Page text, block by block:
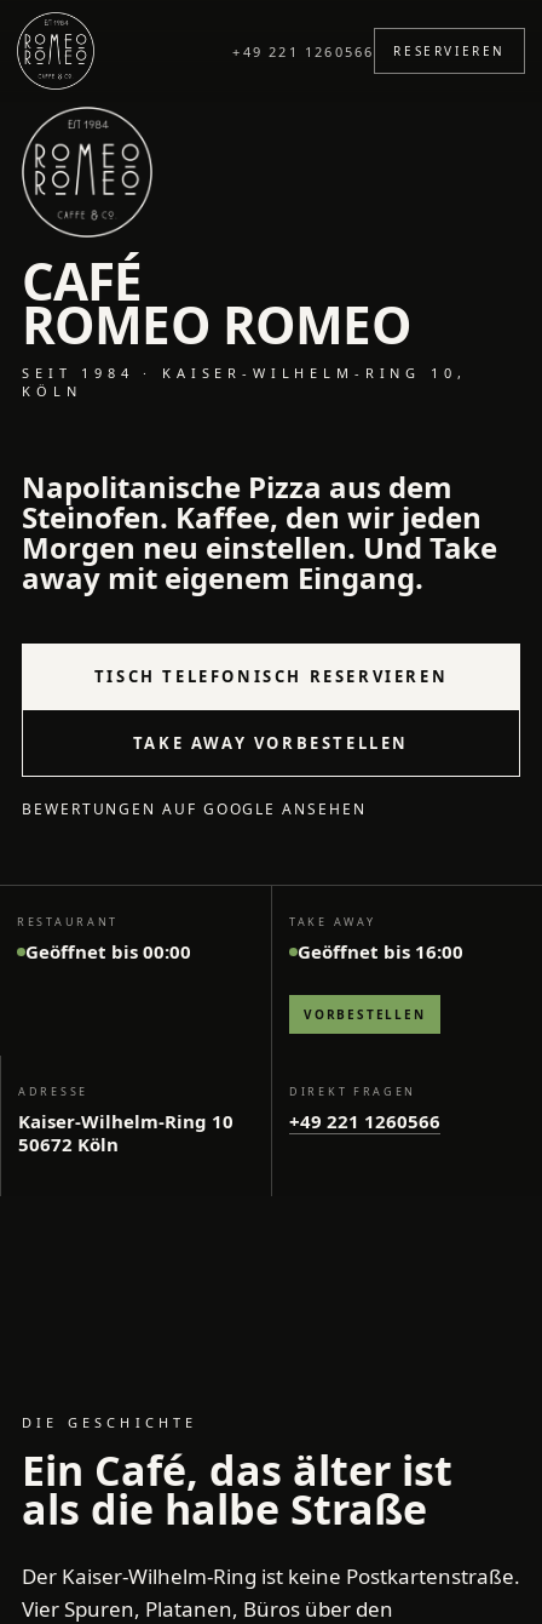
+49 221 1260566 RESERVIEREN
CAFÉ
ROMEO ROMEO
SEIT 1984 · KAISER-WILHELM-RING 10,
KÖLN
Napolitanische Pizza aus dem
Steinofen. Kaffee, den wir jeden
Morgen neu einstellen. Und Take
away mit eigenem Eingang.
TISCH TELEFONISCH RESERVIEREN
TAKE AWAY VORBESTELLEN
BEWERTUNGEN AUF GOOGLE ANSEHEN
RESTAURANT
Geöffnet bis 00:00
TAKE AWAY
Geöffnet bis 16:00
VORBESTELLEN
ADRESSE
Kaiser-Wilhelm-Ring 10
50672 Köln
DIREKT FRAGEN
+49 221 1260566
DIE GESCHICHTE
Ein Café, das älter ist
als die halbe Straße
Der Kaiser-Wilhelm-Ring ist keine Postkartenstraße.
Vier Spuren, Platanen, Büros über den